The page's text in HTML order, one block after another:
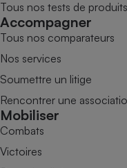
Tous nos tests de produits
Accompagner
Tous nos comparateurs
Nos services
Soumettre un litige
Rencontrer une
Mobiliser
Combats
Victoires